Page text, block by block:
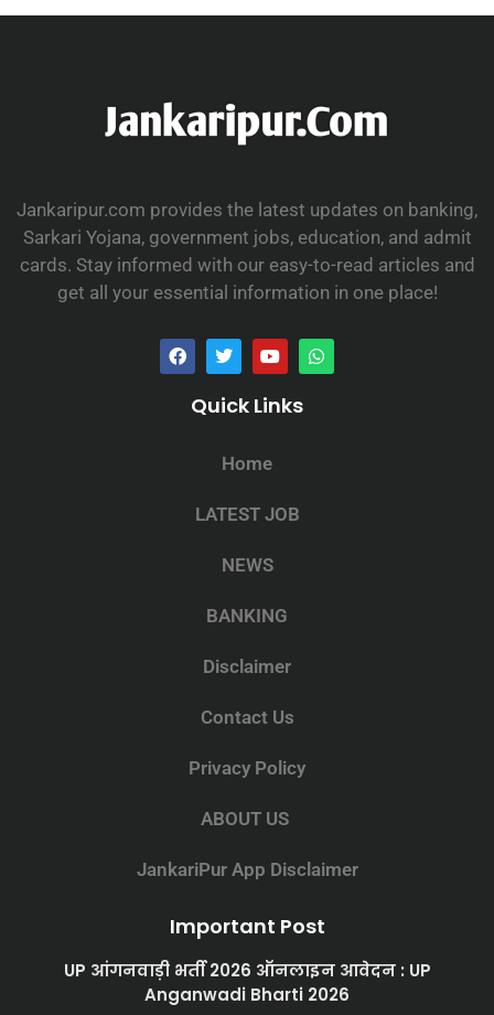
Jankaripur.com provides the latest updates on banking,
Sarkari Yojana, government jobs, education, and admit
cards. Stay informed with our easy-to-read articles and
get all your essential information in one place!
Quick Links
Home
LATEST JOB
NEWS
BANKING
Disclaimer
Contact Us
Privacy Policy
ABOUT US
JankariPur App Disclaimer
Important Post
UP आंगनवाड़ी भर्ती 2026 ऑनलाइन आवेदन : UP
Anganwadi Bharti 2026